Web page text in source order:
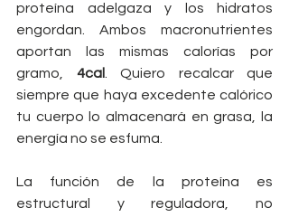
proteína adelgaza y los hidratos
engordan. Ambos macronutrientes
aportan las mismas calorías por
gramo, 4cal
. Quiero recalcar que
siempre que haya excedente calórico
tu cuerpo lo almacenará en grasa, la
energía no se esfuma.
La función de la proteína es
estructural y reguladora, no